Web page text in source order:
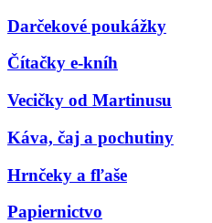
Darčekové poukážky
Čítačky e-kníh
Vecičky od Martinusu
Káva, čaj a pochutiny
Hrnčeky a fľaše
Papiernictvo